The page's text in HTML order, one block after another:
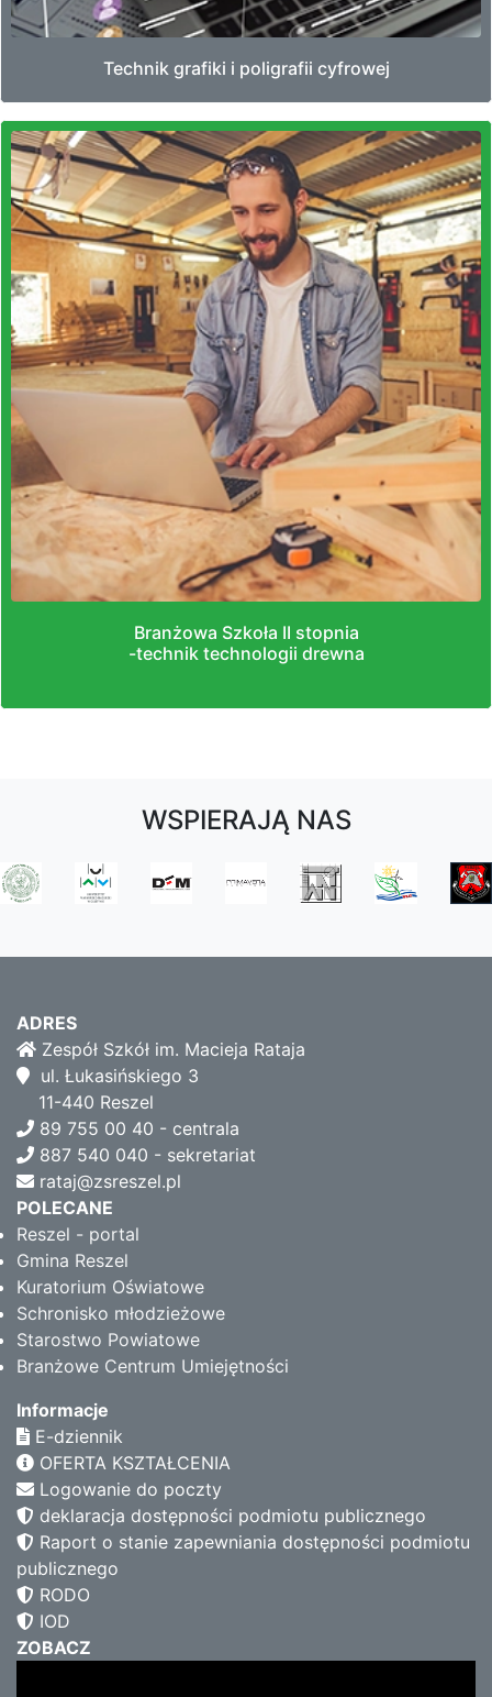
Technik grafiki i poligrafii cyfrowej
Branżowa Szkoła II stopnia
-technik technologii drewna
WSPIERAJĄ NAS
ADRES
Zespół Szkół im. Macieja Rataja
ul. Łukasińskiego 3
11-440 Reszel
89 755 00 40 - centrala
887 540 040 - sekretariat
rataj@zsreszel.pl
POLECANE
Reszel - portal
Gmina Reszel
Kuratorium Oświatowe
Schronisko młodzieżowe
Starostwo Powiatowe
Branżowe Centrum Umiejętności
Informacje
E-dziennik
OFERTA KSZTAŁCENIA
Logowanie do poczty
deklaracja dostępności podmiotu publicznego
Raport o stanie zapewniania dostępności podmiotu
publicznego
RODO
IOD
ZOBACZ